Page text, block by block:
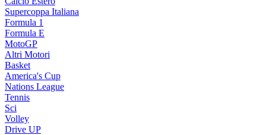
Supercoppa Italiana
Formula 1
Formula E
MotoGP
Altri Motori
Basket
America's Cup
Nations League
Tennis
Sci
Volley
Drive UP